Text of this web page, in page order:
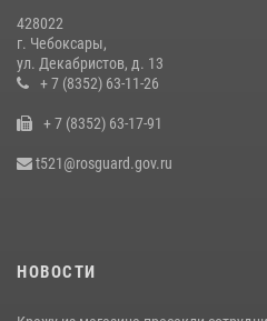
Взрывотехник ОМОН «Сувар» стал
программы «Время СВОих» на
21 июля 2026, 09:15
В преддверии Дня святого князя
встреча с священнослужителем
428022
г. Чебоксары,
ул. Декабристов, д. 13
+ 7 (8352) 63-11-26
+ 7 (8352) 63-17-91
t521@rosguard.gov.ru
НОВОСТИ